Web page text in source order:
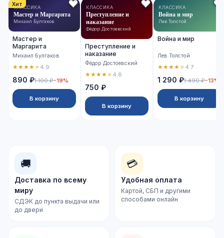
Хит
КЛАССИКА
Мастер и Маргарита
Михаил Булгаков
Мастер и
Маргарита
Михаил Булгаков
★★★★★4.9
890 ₽1 100 ₽-19%
В корзину
КЛАССИКА
Преступление и
наказание
Фёдор Достоевский
Преступление и
наказание
Фёдор Достоевский
★★★★★4.8
750 ₽
В корзину
КЛАССИКА
Война и мир
Лев Толстой
Война и мир
Лев Толстой
★★★★★4.7
1 290 ₽1 490 ₽-13%
В корзину
🚚
Доставка по всему
миру
СДЭК до пункта выдачи или
до двери
💳
Удобная оплата
Картой, СБП и другими
способами онлайн